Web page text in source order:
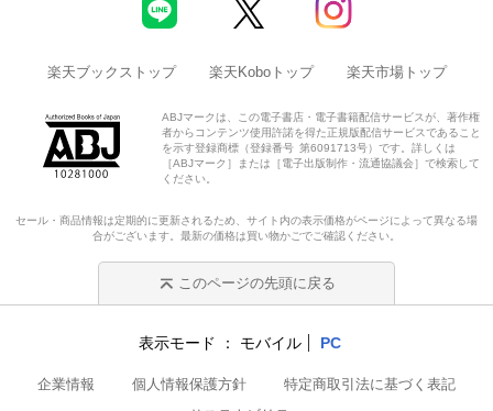
楽天ブックストップ 楽天Koboトップ 楽天市場トップ
ABJマークは、この電子書店・電子書籍配信サービスが、著作権
者からコンテンツ使用許諾を得た正規版配信サービスであること
を示す登録商標（登録番号 第6091713号）です。詳しくは
［ABJマーク］または［電子出版制作・流通協議会］で検索して
ください。
セール・商品情報は定期的に更新されるため、サイト内の表示価格がページによって異なる場
合がございます。最新の価格は買い物かごでご確認ください。
このページの先頭に戻る
表示モード モバイル PC
企業情報 個人情報保護方針
特定商取引法に基づく表記